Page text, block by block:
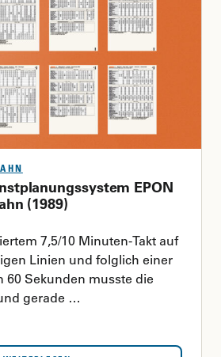
EPON
(1989)
7,5/10 Minuten-Takt auf
Linien und folglich einer
60 Sekunden musste die
gerade …